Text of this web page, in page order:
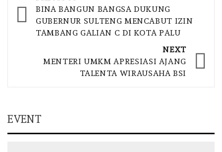
navigation
BINA BANGUN BANGSA DUKUNG
GUBERNUR SULTENG MENCABUT IZIN
TAMBANG GALIAN C DI KOTA PALU
NEXT
MENTERI UMKM APRESIASI AJANG
TALENTA WIRAUSAHA BSI
EVENT